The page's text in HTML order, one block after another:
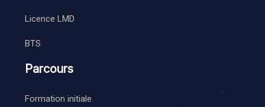
Licence LMD
BTS
Parcours
Formation initiale